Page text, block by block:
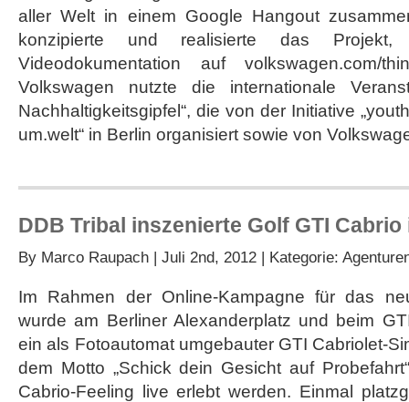
aller Welt in einem Google Hangout
konzipierte und realisierte das
Videodokumentation auf volkswagen.com/
Volkswagen nutzte die internationale
Nachhaltigkeitsgipfel“, die von der Initiative
um.welt“ in Berlin organisiert sowie von
DDB Tribal inszenierte Golf GTI
By Marco Raupach | Juli 2nd, 2012 | Kategorie:
Im Rahmen der Online-Kampagne für das
wurde am Berliner Alexanderplatz und beim
ein als Fotoautomat umgebauter GTI Cabriolet-
dem Motto „Schick dein Gesicht auf
Cabrio-Feeling live erlebt werden. Einmal